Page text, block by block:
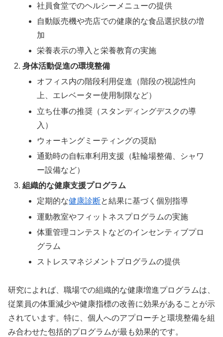
社員食堂でのヘルシーメニューの提供
自動販売機や売店での健康的な食品選択肢の増
加
栄養表示の導入と栄養教育の実施
身体活動促進の環境整備
オフィス内の階段利用促進（階段の視認性向
上、エレベーター使用制限など）
立ち仕事の推奨（スタンディングデスクの導
入）
ウォーキングミーティングの奨励
通勤時の自転車利用支援（駐輪場整備、シャワ
ー設備など）
組織的な健康支援プログラム
定期的な健康診断と結果に基づく個別指導
運動教室やフィットネスプログラムの実施
体重管理コンテストなどのインセンティブプロ
グラム
ストレスマネジメントプログラムの提供
研究によれば、職場での組織的な健康増進プログラムは、
従業員の体重減少や健康指標の改善に効果があることが示
されています。特に、個人へのアプローチと環境整備を組
み合わせた包括的プログラムが最も効果的です。